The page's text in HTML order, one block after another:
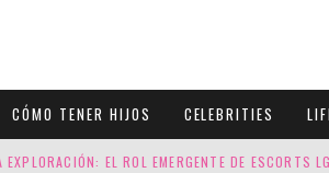
CÓMO TENER HIJOS CELEBRITIES
EL ROL EMERGENTE DE ESCORTS